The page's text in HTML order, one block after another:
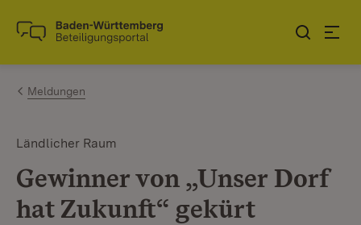
Zum Inhalt springen
Link zur Startseite
Meldungen
Ländlicher Raum
Gewinner von „Unser Dorf
hat Zukunft“ gekürt